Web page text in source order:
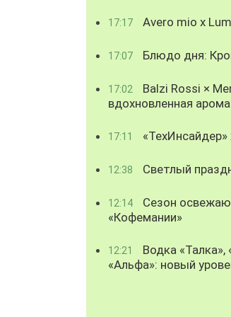
17:17 Avero mio x
17:07 Блюдо дня:
17:02
Balzi Rossi ×
вдохновленная
17:11
12:38 Светлый
12:14
Сезон
«Кофемании»
12:21
Водка «Талка»,
«Альфа»: новый